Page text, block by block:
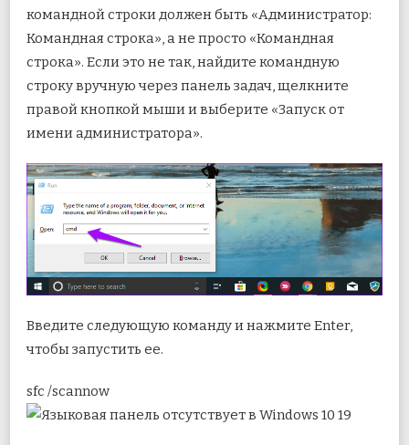
командной строки должен быть «Администратор:
Командная строка», а не просто «Командная
строка». Если это не так, найдите командную
строку вручную через панель задач, щелкните
правой кнопкой мыши и выберите «Запуск от
имени администратора».
Введите следующую команду и нажмите Enter,
чтобы запустить ее.
sfc /scannow